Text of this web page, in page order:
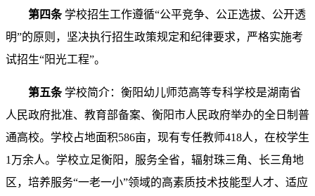
第四条 学校招生工作遵循“公平竞争、公正选拔、公开透
明”的原则，坚决执行招生政策规定和纪律要求，严格实施考
试招生“阳光工程”。
第五条 学校简介：衡阳幼儿师范高等专科学校是湖南省
人民政府批准、教育部备案、衡阳市人民政府举办的全日制普
通高校。学校占地面积586亩，现有专任教师418人，在校学生
1万余人。学校立足衡阳，服务全省，辐射珠三角、长三角地
区，培养服务“一老一小”领域的高素质技术技能型人才、适应